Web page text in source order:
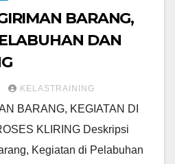
BARANG,
DAN
KELASTRAINING
BARANG, KEGIATAN DI
KLIRING Deskripsi
Kegiatan di Pelabuhan